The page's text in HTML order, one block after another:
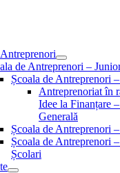
de Antreprenori –
Școala de Antreprenori
Antreprenoriat în
Idee la Finanțare
Generală
Școala de Antreprenori
Școala de Antreprenori
Școlari